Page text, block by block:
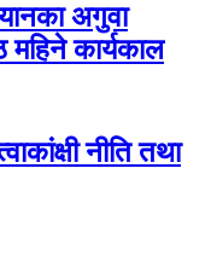
अगुवा
कार्यकाल
नीति तथा